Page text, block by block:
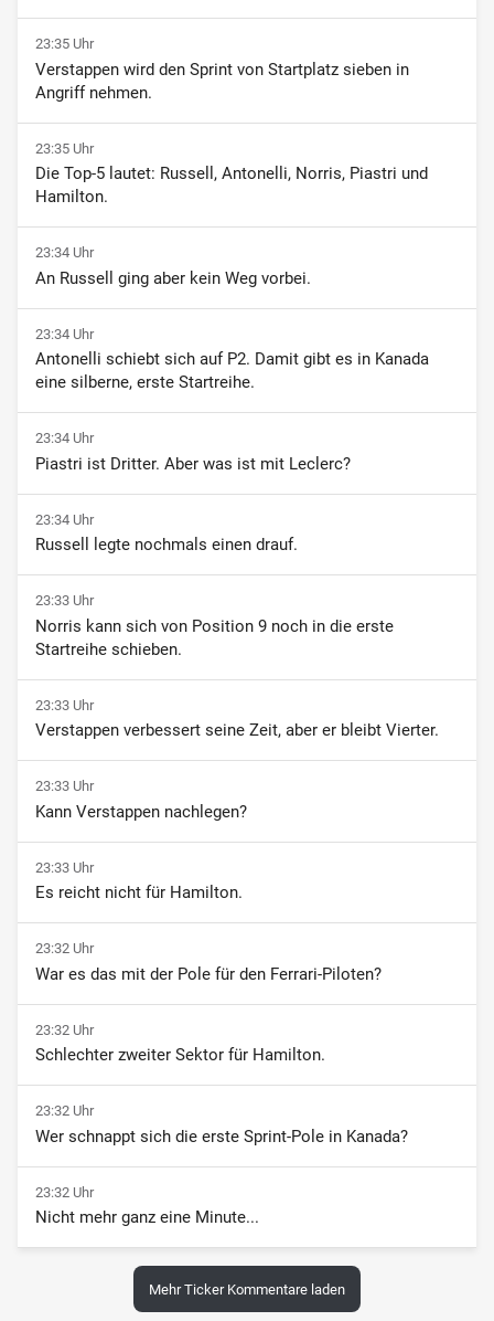
23:35 Uhr
Verstappen wird den Sprint von Startplatz sieben in
Angriff nehmen.
23:35 Uhr
Die Top-5 lautet: Russell, Antonelli, Norris, Piastri und
Hamilton.
23:34 Uhr
An Russell ging aber kein Weg vorbei.
23:34 Uhr
Antonelli schiebt sich auf P2. Damit gibt es in Kanada
eine silberne, erste Startreihe.
23:34 Uhr
Piastri ist Dritter. Aber was ist mit Leclerc?
23:34 Uhr
Russell legte nochmals einen drauf.
23:33 Uhr
Norris kann sich von Position 9 noch in die erste
Startreihe schieben.
23:33 Uhr
Verstappen verbessert seine Zeit, aber er bleibt Vierter.
23:33 Uhr
Kann Verstappen nachlegen?
23:33 Uhr
Es reicht nicht für Hamilton.
23:32 Uhr
War es das mit der Pole für den Ferrari-Piloten?
23:32 Uhr
Schlechter zweiter Sektor für Hamilton.
23:32 Uhr
Wer schnappt sich die erste Sprint-Pole in Kanada?
23:32 Uhr
Nicht mehr ganz eine Minute...
Mehr Ticker Kommentare laden